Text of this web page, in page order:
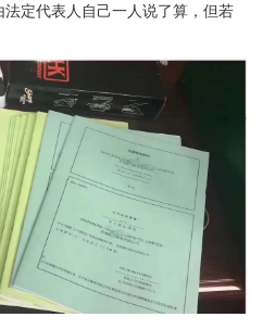
定代表人自己一人说了算，但若